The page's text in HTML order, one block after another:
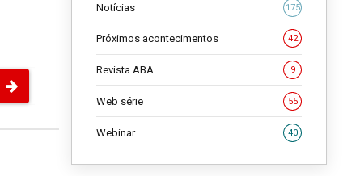
Notícias 175
Próximos acontecimentos 42
Revista ABA 9
Web série 55
Webinar 40